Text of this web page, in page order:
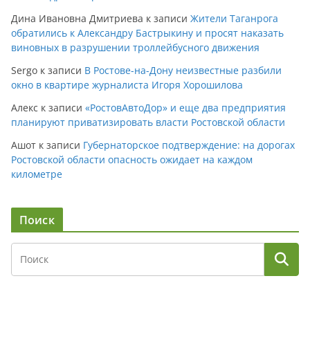
Дина Ивановна Дмитриева к записи Жители Таганрога
обратились к Александру Бастрыкину и просят наказать
виновных в разрушении троллейбусного движения
Sergo к записи В Ростове-на-Дону неизвестные разбили
окно в квартире журналиста Игоря Хорошилова
Алекс к записи «РостовАвтоДор» и еще два предприятия
планируют приватизировать власти Ростовской области
Ашот к записи Губернаторское подтверждение: на дорогах
Ростовской области опасность ожидает на каждом
километре
Поиск